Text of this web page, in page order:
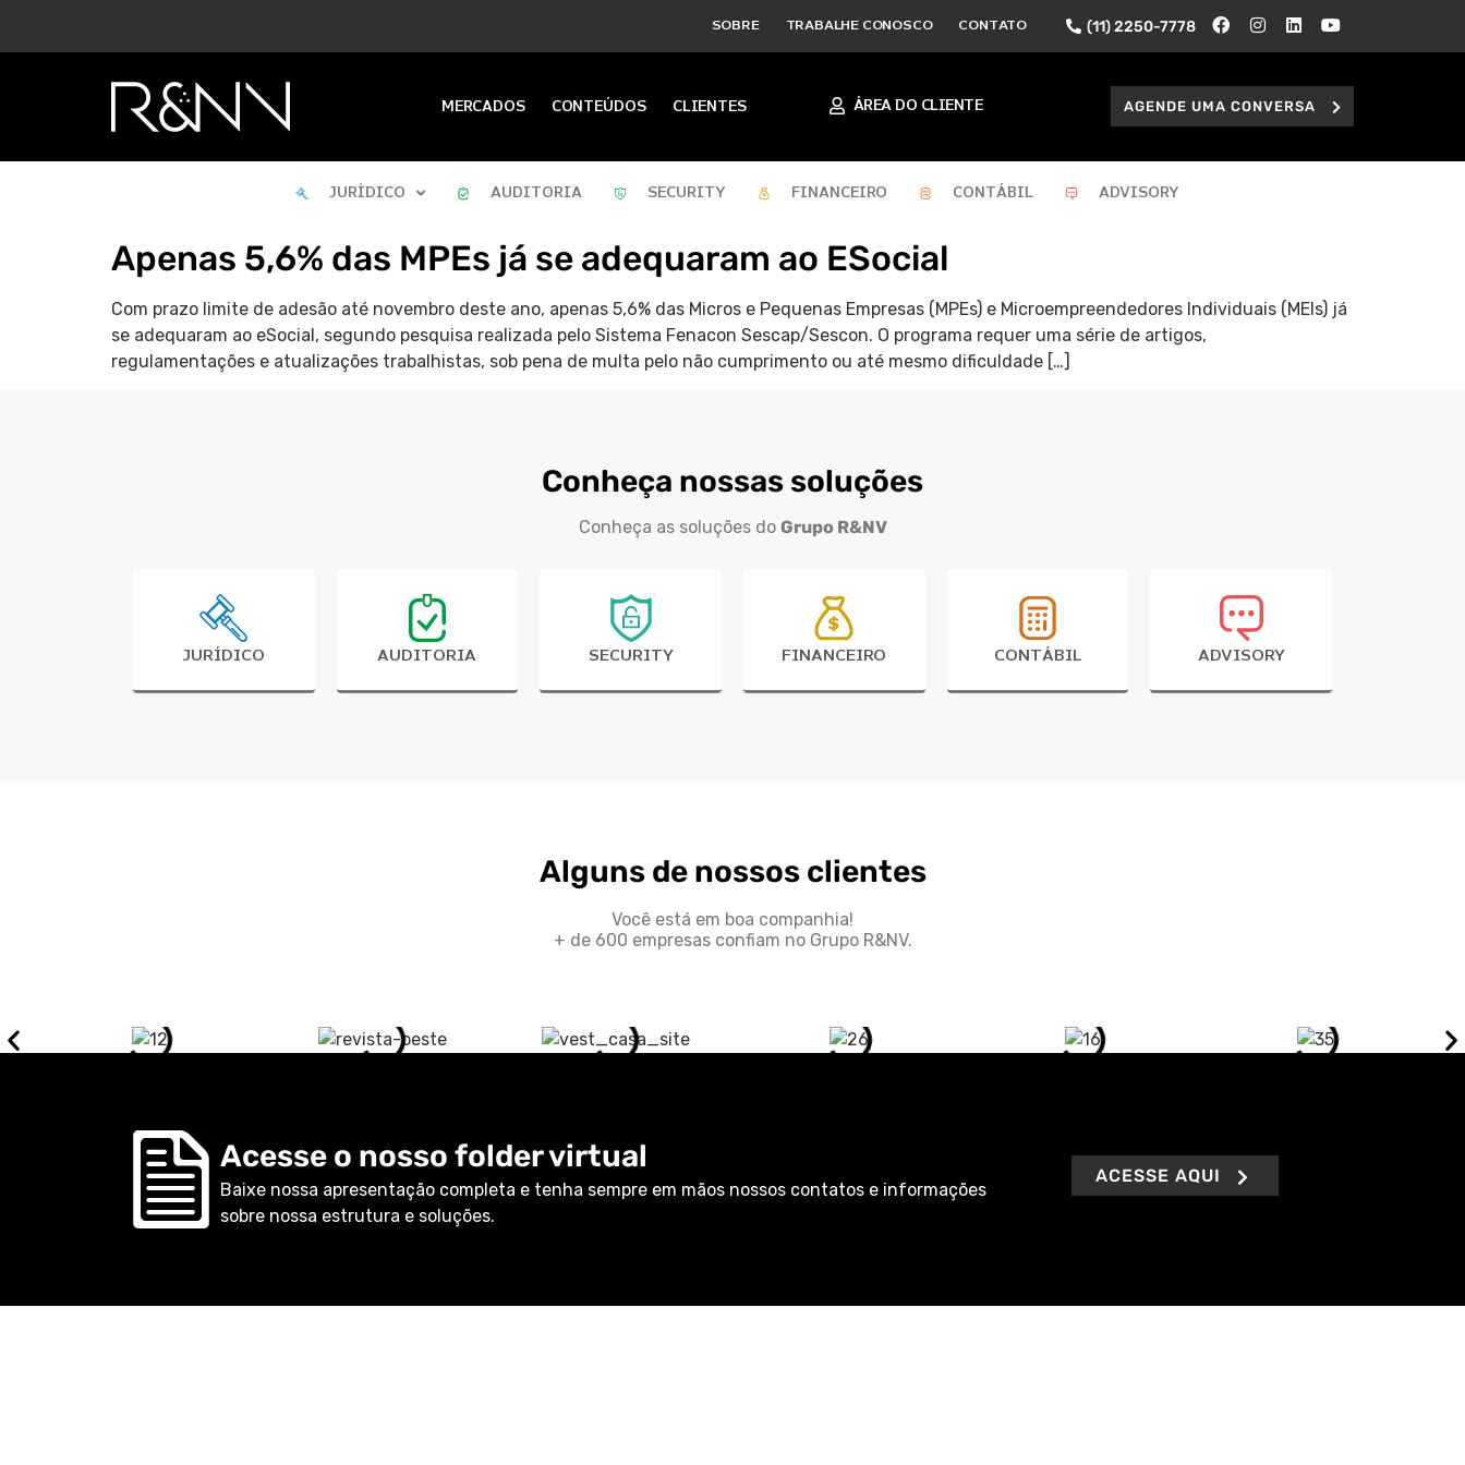
SOBRE TRABALHE CONOSCO CONTATO (11) 2250-7778
MERCADOS CONTEÚDOS CLIENTES ÁREA DO CLIENTE AGENDE UMA CONVERSA
JURÍDICO AUDITORIA SECURITY FINANCEIRO CONTÁBIL ADVISORY
Apenas 5,6% das MPEs já se adequaram ao ESocial
Com prazo limite de adesão até novembro deste ano, apenas 5,6% das Micros e Pequenas Empresas (MPEs) e Microempreendedores Individuais (MEIs) já
se adequaram ao eSocial, segundo pesquisa realizada pelo Sistema Fenacon Sescap/Sescon. O programa requer uma série de artigos,
regulamentações e atualizações trabalhistas, sob pena de multa pelo não cumprimento ou até mesmo dificuldade […]
Conheça nossas soluções
Conheça as soluções do Grupo R&NV
JURÍDICO AUDITORIA SECURITY FINANCEIRO CONTÁBIL ADVISORY
Alguns de nossos clientes
Você está em boa companhia!
+ de 600 empresas confiam no Grupo R&NV.
Acesse o nosso folder virtual
Baixe nossa apresentação completa e tenha sempre em mãos nossos contatos e informações
sobre nossa estrutura e soluções.
ACESSE AQUI